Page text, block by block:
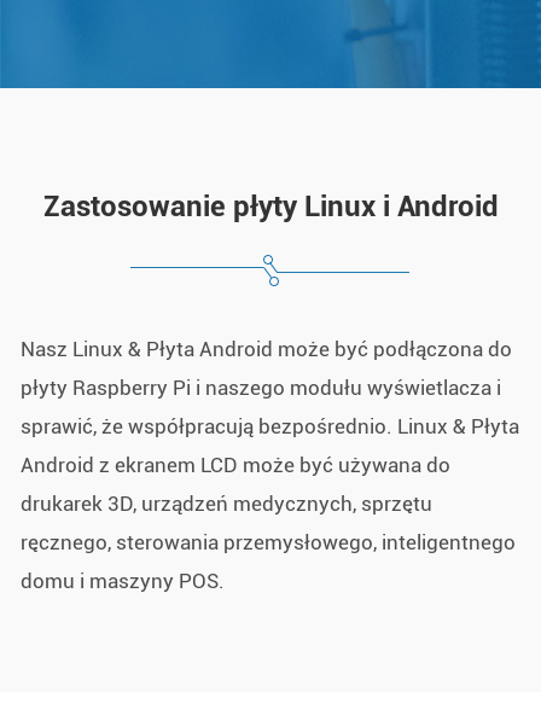
Zastosowanie płyty Linux i Android
Nasz Linux & Płyta Android może być podłączona do
płyty Raspberry Pi i naszego modułu wyświetlacza i
sprawić, że współpracują bezpośrednio. Linux & Płyta
Android z ekranem LCD może być używana do
drukarek 3D, urządzeń medycznych, sprzętu
ręcznego, sterowania przemysłowego, inteligentnego
domu i maszyny POS.